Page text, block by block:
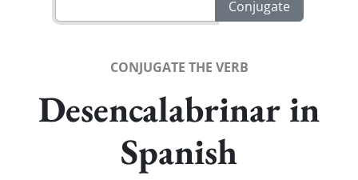
CONJUGATE THE VERB
Desencalabrinar in
Spanish